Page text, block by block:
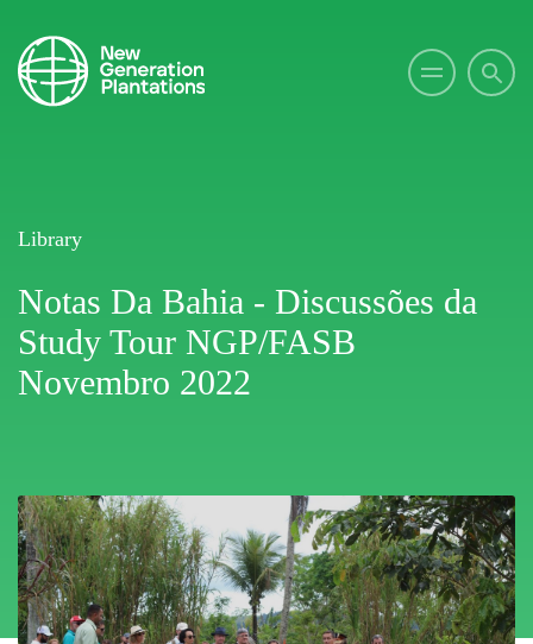
Library
Notas Da Bahia - Discussões da
Study Tour NGP/FASB
Novembro 2022